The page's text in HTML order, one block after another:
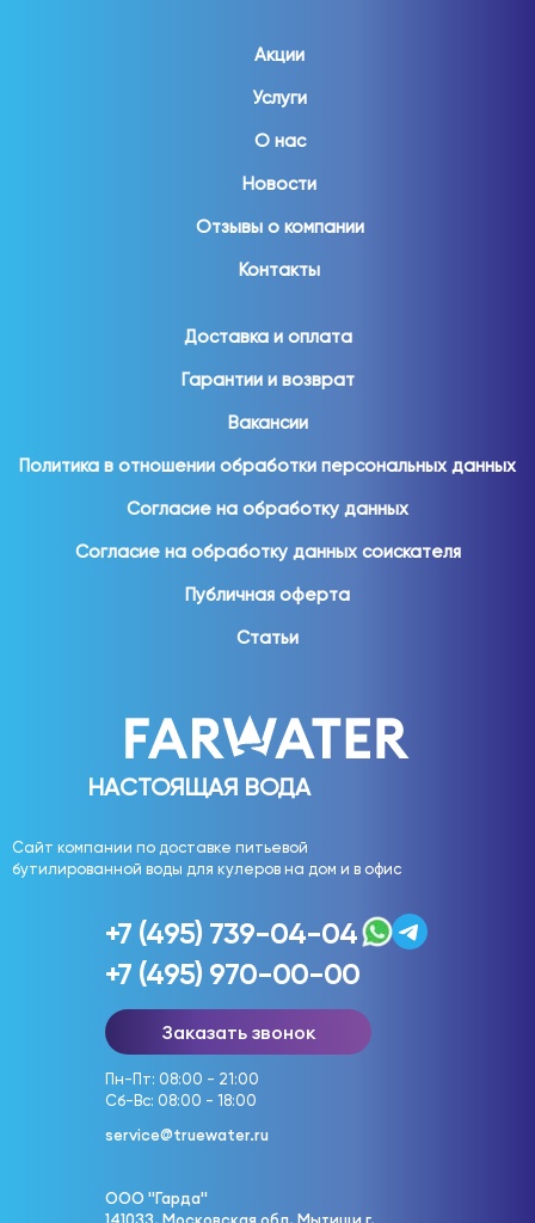
НАСТОЯЩАЯ ВОДА
Сайт компании по доставке питьевой
бутилированной воды для кулеров на дом и в офис
Акции
Услуги
О нас
Новости
Отзывы о компании
Контакты
Доставка и оплата
Гарантии и возврат
Вакансии
Политика в отношении обработки персональных данных
Согласие на обработку данных
Согласие на обработку данных соискателя
Публичная оферта
Статьи
+7 (495) 739-04-04
+7 (495) 970-00-00
Заказать звонок
Пн-Пт: 08:00 - 21:00
Сб-Вс: 08:00 - 18:00
service@truewater.ru
ООО "Гарда"